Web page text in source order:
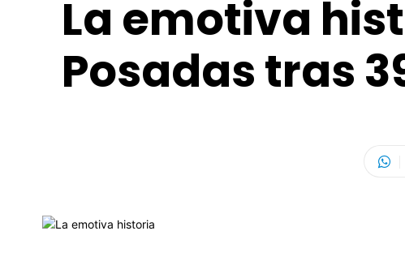
La emotiva
Posadas tras